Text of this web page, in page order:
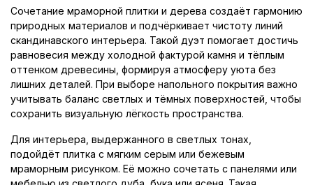
Сочетание мраморной плитки и дерева создаёт гармонию
природных материалов и подчёркивает чистоту линий
скандинавского интерьера. Такой дуэт помогает достичь
равновесия между холодной фактурой камня и тёплым
оттенком древесины, формируя атмосферу уюта без
лишних деталей. При выборе напольного покрытия важно
учитывать баланс светлых и тёмных поверхностей, чтобы
сохранить визуальную лёгкость пространства.
Для интерьера, выдержанного в светлых тонах,
подойдёт плитка с мягким серым или бежевым
мраморным рисунком. Её можно сочетать с панелями или